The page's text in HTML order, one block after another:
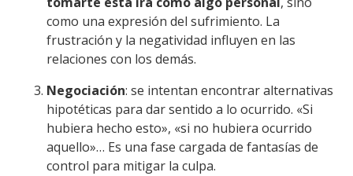
como una expresión del sufrimiento. La
frustración y la negatividad influyen en las
relaciones con los demás.
Negociación: se intentan encontrar alternativas
hipotéticas para dar sentido a lo ocurrido. «Si
hubiera hecho esto», «si no hubiera ocurrido
aquello»… Es una fase cargada de fantasías de
control para mitigar la culpa.